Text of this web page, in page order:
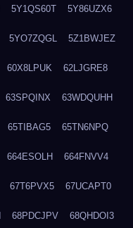
5Y1QS60T 5Y86UZX6
5YO7ZQGL 5Z1BWJEZ
60X8LPUK 62LJGRE8
63SPQINX 63WDQUHH
65TIBAG5 65TN6NPQ
664ESOLH 664FNVV4
67T6PVX5 67UCAPT0
68PDCJPV 68QHDOI3